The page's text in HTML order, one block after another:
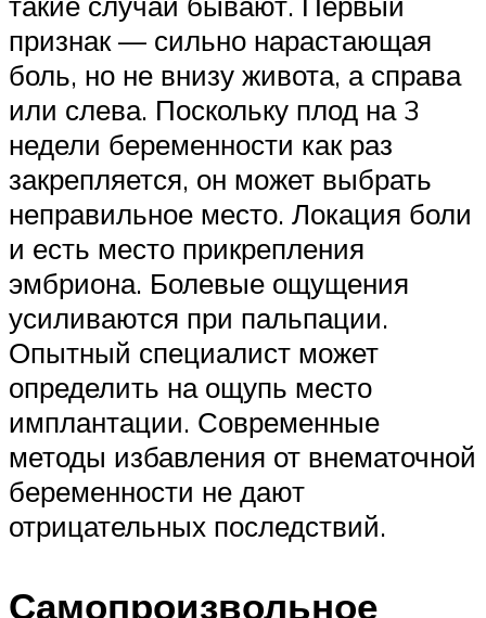
признак — сильно нарастающая
боль, но не внизу живота, а справа
или слева. Поскольку плод на 3
недели беременности как раз
закрепляется, он может выбрать
неправильное место. Локация боли
и есть место прикрепления
эмбриона. Болевые ощущения
усиливаются при пальпации.
Опытный специалист может
определить на ощупь место
имплантации. Современные
методы избавления от внематочной
беременности не дают
отрицательных последствий.
Самопроизвольное